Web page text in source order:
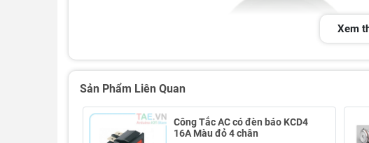
Xem
Sản Phẩm Liên Quan
Công Tắc AC có đèn báo KCD4
16A Màu đỏ 4 chân